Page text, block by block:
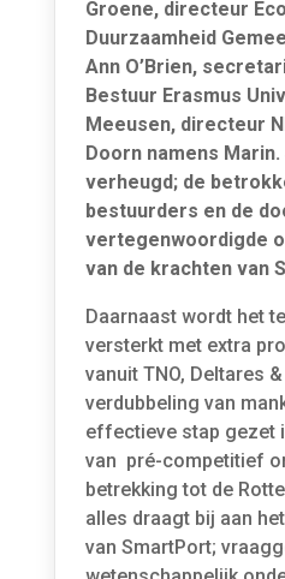
Groene, directeur
Duurzaamheid
Ann O’Brien,
Bestuur Erasmus
Meeusen, directeur
Doorn namens
verheugd; de
bestuurders en de
vertegenwoordigde
van de krachten van
Daarnaast wordt het
versterkt met extra
vanuit TNO, Deltares
verdubbeling van
effectieve stap gezet
van pré-competitief
betrekking tot de
alles draagt bij aan
van SmartPort;